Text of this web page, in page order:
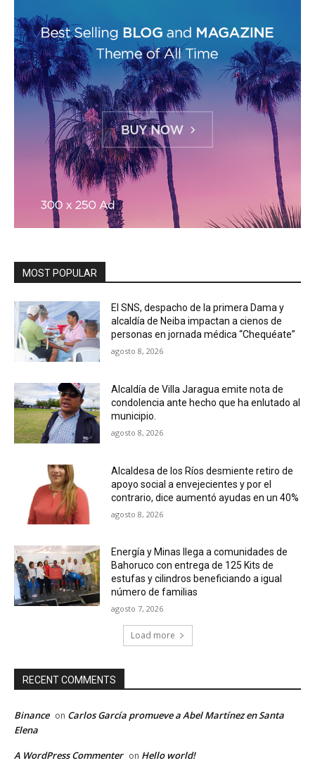
MOST POPULAR
El SNS, despacho de la primera Dama y
alcaldía de Neiba impactan a cienos de
personas en jornada médica “Chequéate”
agosto 8, 2026
Alcaldía de Villa Jaragua emite nota de
condolencia ante hecho que ha enlutado al
municipio.
agosto 8, 2026
Alcaldesa de los Ríos desmiente retiro de
apoyo social a envejecientes y por el
contrario, dice aumentó ayudas en un 40%
agosto 8, 2026
Energía y Minas llega a comunidades de
Bahoruco con entrega de 125 Kits de
estufas y cilindros beneficiando a igual
número de familias
agosto 7, 2026
Load more
RECENT COMMENTS
Binance on Carlos García promueve a Abel Martínez en Santa
Elena
A WordPress Commenter on Hello world!